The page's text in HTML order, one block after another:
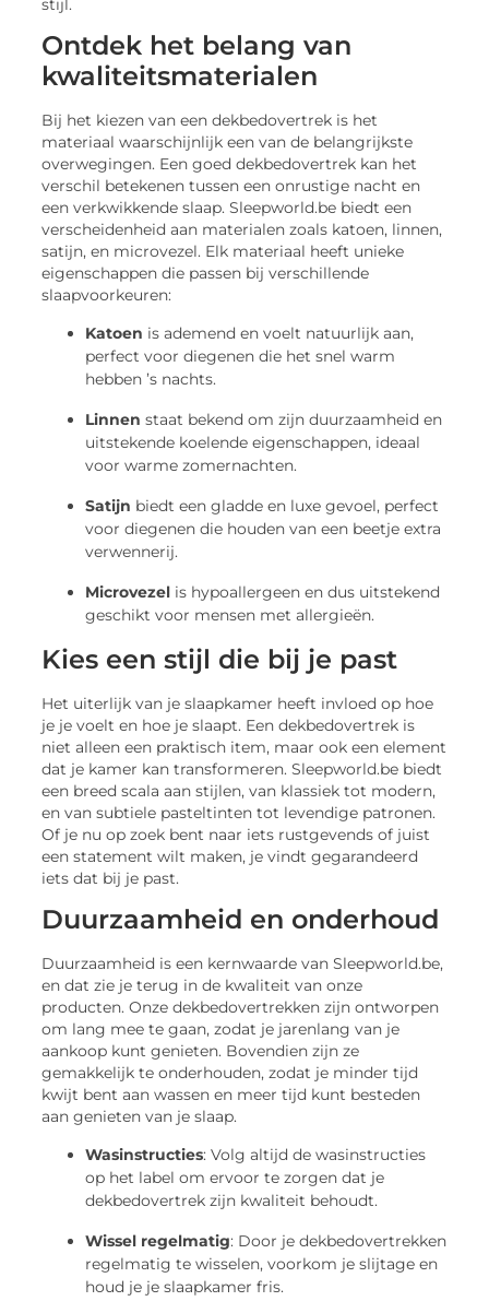
stijl.
Ontdek het belang van
kwaliteitsmaterialen
Bij het kiezen van een dekbedovertrek is het
materiaal waarschijnlijk een van de belangrijkste
overwegingen. Een goed dekbedovertrek kan het
verschil betekenen tussen een onrustige nacht en
een verkwikkende slaap. Sleepworld.be biedt een
verscheidenheid aan materialen zoals katoen, linnen,
satijn, en microvezel. Elk materiaal heeft unieke
eigenschappen die passen bij verschillende
slaapvoorkeuren:
Katoen is ademend en voelt natuurlijk aan,
perfect voor diegenen die het snel warm
hebben ’s nachts.
Linnen staat bekend om zijn duurzaamheid en
uitstekende koelende eigenschappen, ideaal
voor warme zomernachten.
Satijn biedt een gladde en luxe gevoel, perfect
voor diegenen die houden van een beetje extra
verwennerij.
Microvezel is hypoallergeen en dus uitstekend
geschikt voor mensen met allergieën.
Kies een stijl die bij je past
Het uiterlijk van je slaapkamer heeft invloed op hoe
je je voelt en hoe je slaapt. Een dekbedovertrek is
niet alleen een praktisch item, maar ook een element
dat je kamer kan transformeren. Sleepworld.be biedt
een breed scala aan stijlen, van klassiek tot modern,
en van subtiele pasteltinten tot levendige patronen.
Of je nu op zoek bent naar iets rustgevends of juist
een statement wilt maken, je vindt gegarandeerd
iets dat bij je past.
Duurzaamheid en onderhoud
Duurzaamheid is een kernwaarde van Sleepworld.be,
en dat zie je terug in de kwaliteit van onze
producten. Onze dekbedovertrekken zijn ontworpen
om lang mee te gaan, zodat je jarenlang van je
aankoop kunt genieten. Bovendien zijn ze
gemakkelijk te onderhouden, zodat je minder tijd
kwijt bent aan wassen en meer tijd kunt besteden
aan genieten van je slaap.
Wasinstructies: Volg altijd de wasinstructies
op het label om ervoor te zorgen dat je
dekbedovertrek zijn kwaliteit behoudt.
Wissel regelmatig: Door je dekbedovertrekken
regelmatig te wisselen, voorkom je slijtage en
houd je je slaapkamer fris.